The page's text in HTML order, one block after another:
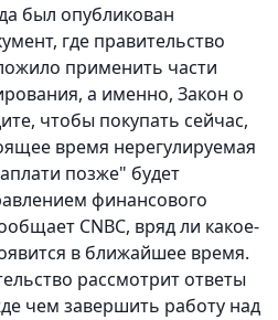
был опубликован
где правительство
применить части
а именно, Закон о
чтобы покупать сейчас,
время нерегулируемая
позже" будет
финансового
CNBC, вряд ли какое-
в ближайшее время.
рассмотрит ответы
чем завершить работу над